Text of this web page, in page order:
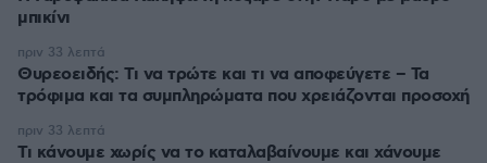
μπικίνι
Θυρεοειδής: Τι να τρώτε και τι να αποφεύγετε – Τα
τρόφιμα και τα συμπληρώματα που χρειάζονται προσοχή
πριν 33 λεπτά
Τι κάνουμε χωρίς να το καταλαβαίνουμε και χάνουμε
πριν 33 λεπτά